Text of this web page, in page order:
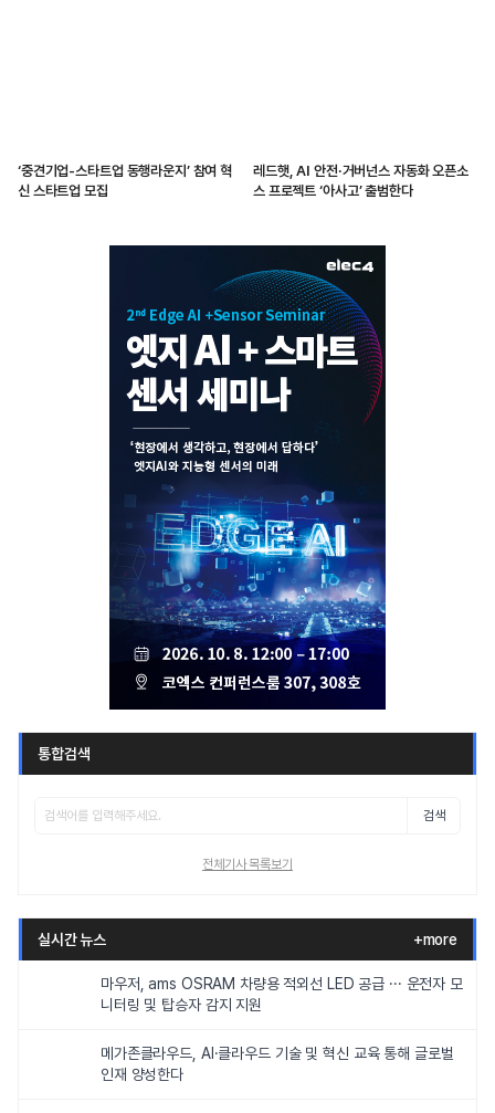
‘중견기업-스타트업 동행라운지’ 참여 혁
신 스타트업 모집
레드햇, AI 안전·거버넌스 자동화 오픈소
스 프로젝트 ‘아사고’ 출범한다
통합검색
검색
전체기사 목록보기
실시간 뉴스 +more
마우저, ams OSRAM 차량용 적외선 LED 공급 ··· 운전자 모
니터링 및 탑승자 감지 지원
메가존클라우드, AI·클라우드 기술 및 혁신 교육 통해 글로벌
인재 양성한다